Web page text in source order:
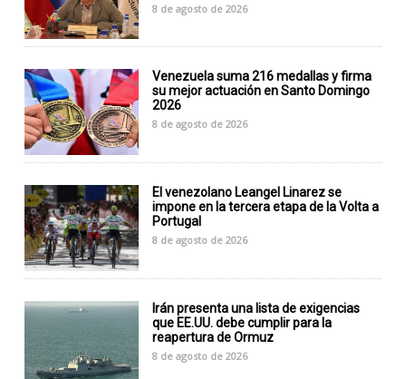
8 de agosto de 2026
Venezuela suma 216 medallas y firma
su mejor actuación en Santo Domingo
2026
8 de agosto de 2026
El venezolano Leangel Linarez se
impone en la tercera etapa de la Volta a
Portugal
8 de agosto de 2026
Irán presenta una lista de exigencias
que EE.UU. debe cumplir para la
reapertura de Ormuz
8 de agosto de 2026